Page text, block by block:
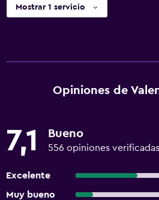
Mostrar 1 servicio
Opiniones de
7,1 Bueno
556 opiniones verificadas
Excelente
Muy bueno